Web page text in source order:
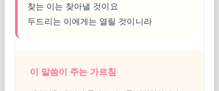
찾는 이는 찾아낼 것이요
두드리는 이에게는 열릴 것이니라
이 말씀이 주는 가르침